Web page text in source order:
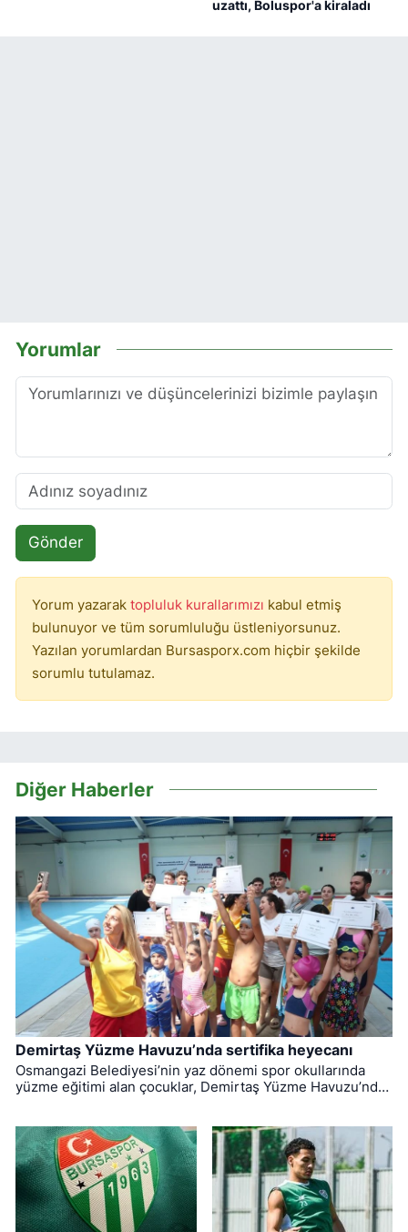
uzattı, Boluspor'a kiraladı
Yorumlar
Gönder
Yorum yazarak topluluk kurallarımızı kabul etmiş
bulunuyor ve tüm sorumluluğu üstleniyorsunuz.
Yazılan yorumlardan Bursasporx.com hiçbir şekilde
sorumlu tutulamaz.
Diğer Haberler
Demirtaş Yüzme Havuzu’nda sertifika heyecanı
Osmangazi Belediyesi’nin yaz dönemi spor okullarında
yüzme eğitimi alan çocuklar, Demirtaş Yüzme Havuzu’nda